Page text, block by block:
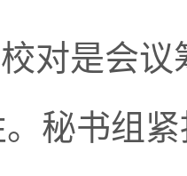
对是会
秘书组